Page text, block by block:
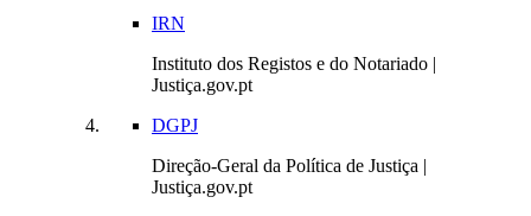
IRN
Instituto dos Registos e do Notariado |
Justiça.gov.pt
DGPJ
Direção-Geral da Política de Justiça |
Justiça.gov.pt